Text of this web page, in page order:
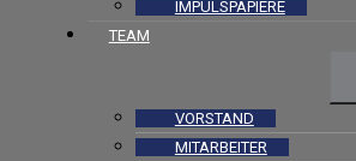
IMPULSPAPIERE
TEAM
VORSTAND
MITARBEITER